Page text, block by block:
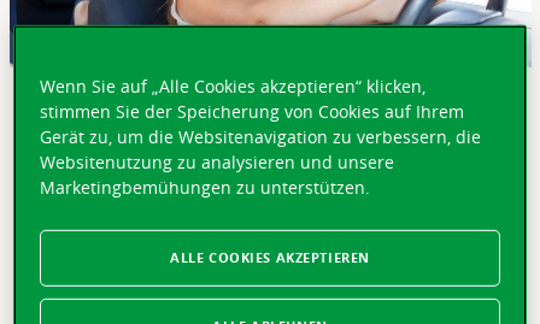
KURZ GEFASST
Die Elektromobilität nimmt Fahrt auf. Trotz leichter Flaute
Anfang 2025 steht dem Durchbruch der Elektromobilität
Automobilindustrie nichts mehr im Weg. Der Markt
befindet sich im Wandel zwischen Infrastruktur,
Besteuerung, neuen Akteuren und angepassten
Versicherungslösungen.
Wenn Sie auf „Alle Cookies akzeptieren“ klicken,
stimmen Sie der Speicherung von Cookies auf Ihrem
Gerät zu, um die Websitenavigation zu verbessern, die
Websitenutzung zu analysieren und unsere
Marketingbemühungen zu unterstützen.
ALLE COOKIES AKZEPTIEREN